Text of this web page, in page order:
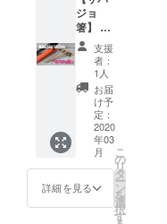
記載す
る動画
は選べ
ませ
ん。
前：本
名、
ニック
ネー
ム、商
標なん
でも
OK（犯
罪、ア
ダルト
関連
ワード
NG） ※
ジョ
箸】 サ
バジョ
「せ
り」が
ナイフ
の練習
を兼ね
て作っ
た、世
界にひ
とつだ
けのオ
リジナ
ル箸、
支援
者：
1人
お届
け予
定：
2020
年03
月
詳細を見る
こ
の
リ
タ
ー
ン
を
選
択
す